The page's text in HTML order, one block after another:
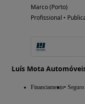
Marco (Porto)
Profissional •
Luís Mota
Financiamento